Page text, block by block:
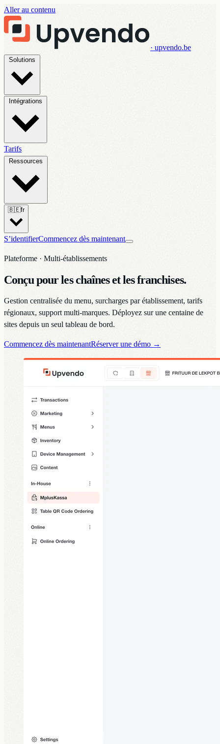
Aller au contenu
· upvendo.be
Tarifs
🇧🇪fr
S’identifierCommencez dès maintenant
Plateforme · Multi-établissements
Conçu pour les chaînes et les franchises.
Gestion centralisée du menu, surcharges par établissement, tarifs
régionaux, support multi-marques. Déployez sur une centaine de
sites depuis un seul tableau de bord.
Commencez dès maintenantRéserver une démo →